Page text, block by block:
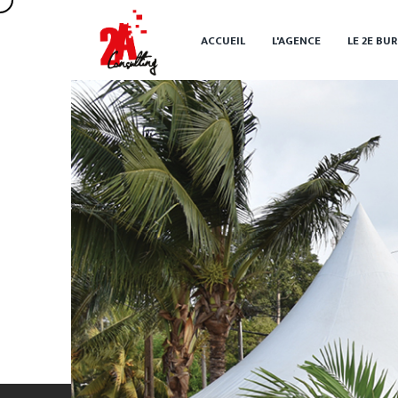
ACCUEIL L'AGENCE LE 2E